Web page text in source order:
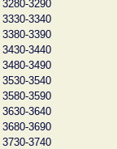
3280-3290
3330-3340
3380-3390
3430-3440
3480-3490
3530-3540
3580-3590
3630-3640
3680-3690
3730-3740